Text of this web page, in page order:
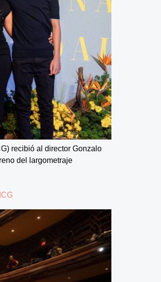
recibió al director Gonzalo
del largometraje